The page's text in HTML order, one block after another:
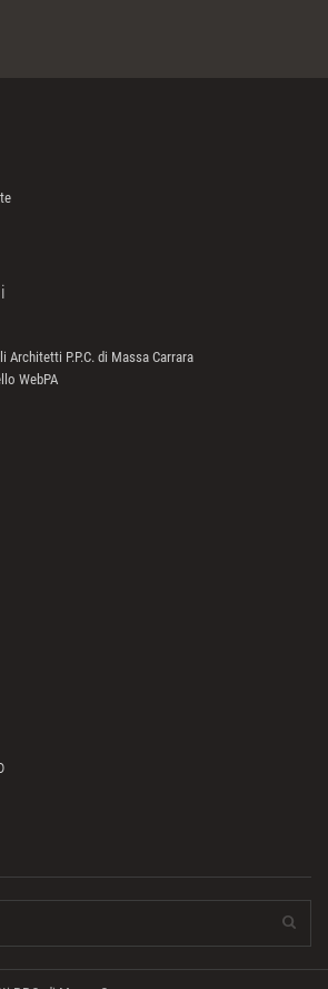
Architetti P.P.C. di Massa Carrara
WebPA